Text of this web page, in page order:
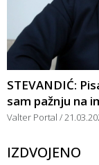
STEVANDIĆ:
sam pažnju na
Valter Portal
IZDVOJENO